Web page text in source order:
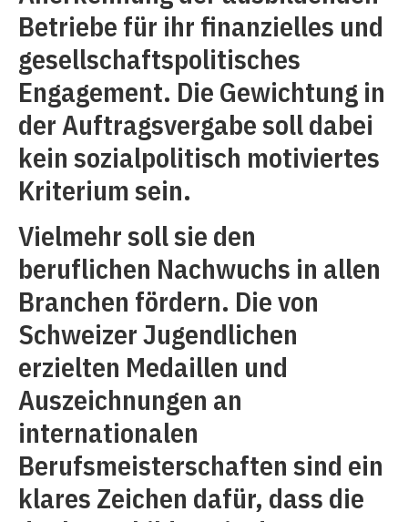
Betriebe für ihr finanzielles und
gesellschaftspolitisches
Engagement. Die Gewichtung in
der Auftragsvergabe soll dabei
kein sozialpolitisch motiviertes
Kriterium sein.
Vielmehr soll sie den
beruflichen Nachwuchs in allen
Branchen fördern. Die von
Schweizer Jugendlichen
erzielten Medaillen und
Auszeichnungen an
internationalen
Berufsmeisterschaften sind ein
klares Zeichen dafür, dass die